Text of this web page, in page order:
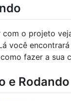
com o projeto
você
fazer a sua
e Rodando